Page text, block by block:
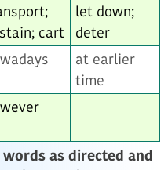
cart
let down;
deter
at earlier
time
as directed and